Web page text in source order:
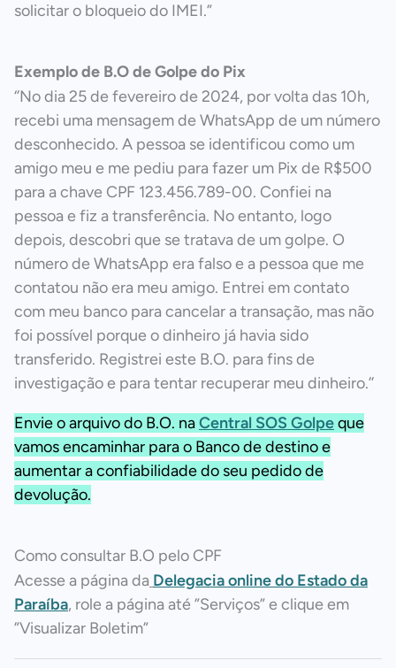
solicitar o bloqueio do IMEI.”
Exemplo de B.O de Golpe do Pix
‘’No dia 25 de fevereiro de 2024, por volta das 10h,
recebi uma mensagem de WhatsApp de um número
desconhecido. A pessoa se identificou como um
amigo meu e me pediu para fazer um Pix de R$500
para a chave CPF 123.456.789-00. Confiei na
pessoa e fiz a transferência. No entanto, logo
depois, descobri que se tratava de um golpe. O
número de WhatsApp era falso e a pessoa que me
contatou não era meu amigo. Entrei em contato
com meu banco para cancelar a transação, mas não
foi possível porque o dinheiro já havia sido
transferido. Registrei este B.O. para fins de
investigação e para tentar recuperar meu dinheiro.’’
Envie o arquivo do B.O. naCentral SOS Golpeque
vamos encaminhar para o Banco de destino e
aumentar a confiabilidade do seu pedido de
devolução.
Como consultar B.O pelo CPF
Acesse a página da Delegacia online do Estado da
Paraíba, role a página até ”Serviços” e clique em
”Visualizar Boletim”